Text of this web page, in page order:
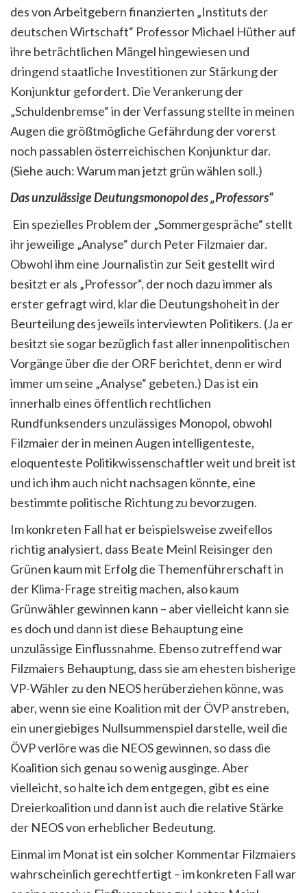
des von Arbeitgebern finanzierten „Instituts der
deutschen Wirtschaft“ Professor Michael Hüther auf
ihre beträchtlichen Mängel hingewiesen und
dringend staatliche Investitionen zur Stärkung der
Konjunktur gefordert. Die Verankerung der
„Schuldenbremse“ in der Verfassung stellte in meinen
Augen die größtmögliche Gefährdung der vorerst
noch passablen österreichischen Konjunktur dar.
(Siehe auch: Warum man jetzt grün wählen soll.)
Das unzulässige Deutungsmonopol des „Professors“
Ein spezielles Problem der „Sommergespräche“ stellt
ihr jeweilige „Analyse“ durch Peter Filzmaier dar.
Obwohl ihm eine Journalistin zur Seit gestellt wird
besitzt er als „Professor“, der noch dazu immer als
erster gefragt wird, klar die Deutungshoheit in der
Beurteilung des jeweils interviewten Politikers. (Ja er
besitzt sie sogar bezüglich fast aller innenpolitischen
Vorgänge über die der ORF berichtet, denn er wird
immer um seine „Analyse“ gebeten.) Das ist ein
innerhalb eines öffentlich rechtlichen
Rundfunksenders unzulässiges Monopol, obwohl
Filzmaier der in meinen Augen intelligenteste,
eloquenteste Politikwissenschaftler weit und breit ist
und ich ihm auch nicht nachsagen könnte, eine
bestimmte politische Richtung zu bevorzugen.
Im konkreten Fall hat er beispielsweise zweifellos
richtig analysiert, dass Beate Meinl Reisinger den
Grünen kaum mit Erfolg die Themenführerschaft in
der Klima-Frage streitig machen, also kaum
Grünwähler gewinnen kann – aber vielleicht kann sie
es doch und dann ist diese Behauptung eine
unzulässige Einflussnahme. Ebenso zutreffend war
Filzmaiers Behauptung, dass sie am ehesten bisherige
VP-Wähler zu den NEOS herüberziehen könne, was
aber, wenn sie eine Koalition mit der ÖVP anstreben,
ein unergiebiges Nullsummenspiel darstelle, weil die
ÖVP verlöre was die NEOS gewinnen, so dass die
Koalition sich genau so wenig ausginge. Aber
vielleicht, so halte ich dem entgegen, gibt es eine
Dreierkoalition und dann ist auch die relative Stärke
der NEOS von erheblicher Bedeutung.
Einmal im Monat ist ein solcher Kommentar Filzmaiers
wahrscheinlich gerechtfertigt – im konkreten Fall war